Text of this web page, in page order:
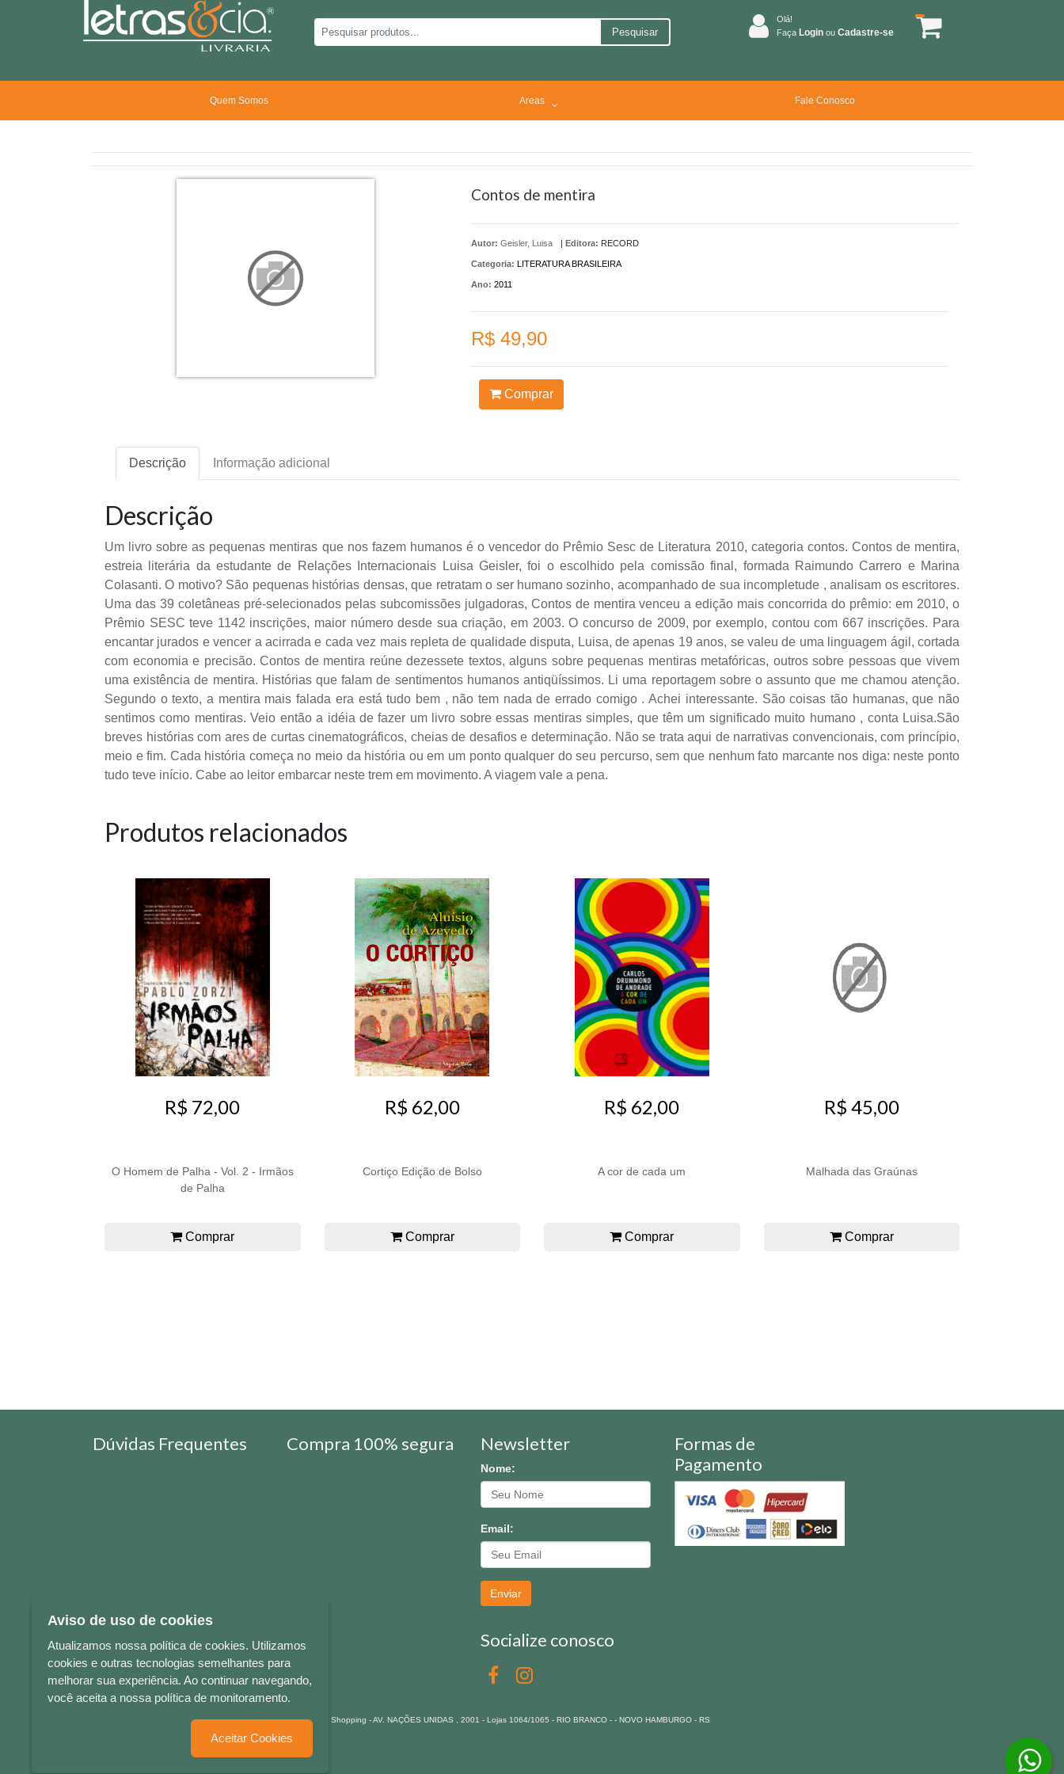
Pesquisar
Olá!
Faça Login ou Cadastre-se
Quem Somos Areas Fale Conosco
Contos de mentira
Autor: Geisler, Luisa | Editora: RECORD
Categoria: LITERATURA BRASILEIRA
Ano: 2011
R$ 49,90
Comprar
Descrição Informação adicional
Descrição
Um livro sobre as pequenas mentiras que nos fazem humanos é o vencedor do Prêmio Sesc de Literatura 2010, categoria contos. Contos de mentira,
estreia literária da estudante de Relações Internacionais Luisa Geisler, foi o escolhido pela comissão final, formada Raimundo Carrero e Marina
Colasanti. O motivo? São pequenas histórias densas, que retratam o ser humano sozinho, acompanhado de sua incompletude , analisam os escritores.
Uma das 39 coletâneas pré-selecionados pelas subcomissões julgadoras, Contos de mentira venceu a edição mais concorrida do prêmio: em 2010, o
Prêmio SESC teve 1142 inscrições, maior número desde sua criação, em 2003. O concurso de 2009, por exemplo, contou com 667 inscrições. Para
encantar jurados e vencer a acirrada e cada vez mais repleta de qualidade disputa, Luisa, de apenas 19 anos, se valeu de uma linguagem ágil, cortada
com economia e precisão. Contos de mentira reúne dezessete textos, alguns sobre pequenas mentiras metafóricas, outros sobre pessoas que vivem
uma existência de mentira. Histórias que falam de sentimentos humanos antiqüíssimos. Li uma reportagem sobre o assunto que me chamou atenção.
Segundo o texto, a mentira mais falada era está tudo bem , não tem nada de errado comigo . Achei interessante. São coisas tão humanas, que não
sentimos como mentiras. Veio então a idéia de fazer um livro sobre essas mentiras simples, que têm um significado muito humano , conta Luisa.São
breves histórias com ares de curtas cinematográficos, cheias de desafios e determinação. Não se trata aqui de narrativas convencionais, com princípio,
meio e fim. Cada história começa no meio da história ou em um ponto qualquer do seu percurso, sem que nenhum fato marcante nos diga: neste ponto
tudo teve início. Cabe ao leitor embarcar neste trem em movimento. A viagem vale a pena.
Produtos relacionados
R$ 72,00
O Homem de Palha - Vol. 2 - Irmãos
de Palha
Comprar
R$ 62,00
Cortiço Edição de Bolso
Comprar
R$ 62,00
A cor de cada um
Comprar
R$ 45,00
Malhada das Graúnas
Comprar
Dúvidas Frequentes Compra 100% segura Newsletter
Nome:
Email:
Enviar
Socialize conosco
Formas de
Pagamento
LETRAS & CIA - CNPJ n° 88.587.548/0001-20 - Térreo Bourbon Shopping - AV. NAÇÕES UNIDAS , 2001 - Lojas 1064/1065 - RIO BRANCO - - NOVO HAMBURGO - RS
Aviso de uso de cookies
Atualizamos nossa política de cookies. Utilizamos
cookies e outras tecnologias semelhantes para
melhorar sua experiência. Ao continuar navegando,
você aceita a nossa política de monitoramento.
Aceitar Cookies